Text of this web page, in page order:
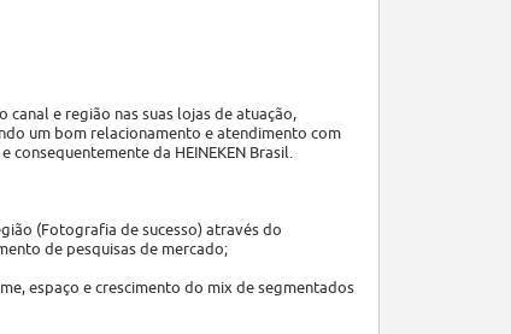
e região nas suas lojas de atuação,
um bom relacionamento e atendimento com
da HEINEKEN Brasil.
(Fotografia de sucesso) através do
de pesquisas de mercado;
espaço e crescimento do mix de segmentados